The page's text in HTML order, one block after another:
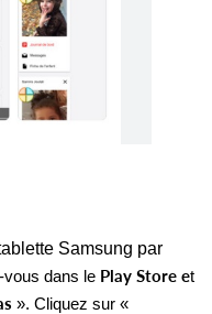
Samsung par
vous dans le Play Store et
». Cliquez sur «